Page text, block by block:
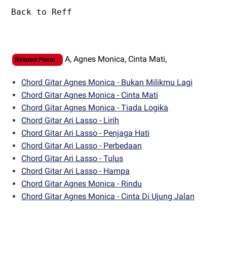
Back to Reff
Related Posts : A, Agnes Monica, Cinta Mati,
Chord Gitar Agnes Monica - Bukan Milikmu Lagi
Chord Gitar Agnes Monica - Cinta Mati
Chord Gitar Agnes Monica - Tiada Logika
Chord Gitar Ari Lasso - Lirih
Chord Gitar Ari Lasso - Penjaga Hati
Chord Gitar Ari Lasso - Perbedaan
Chord Gitar Ari Lasso - Tulus
Chord Gitar Ari Lasso - Hampa
Chord Gitar Agnes Monica - Rindu
Chord Gitar Agnes Monica - Cinta Di Ujung Jalan